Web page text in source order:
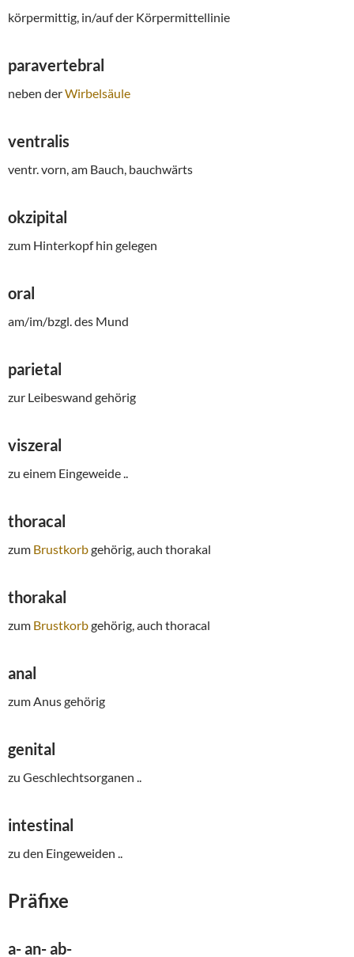
körpermittig, in/auf der Körpermittellinie
paravertebral
neben derWirbelsäule
ventralis
ventr. vorn, am Bauch, bauchwärts
okzipital
zum Hinterkopf hin gelegen
oral
am/im/bzgl. des Mund
parietal
zur Leibeswand gehörig
viszeral
zu einem Eingeweide ..
thoracal
zum Brustkorbgehörig, auch thorakal
thorakal
zum Brustkorbgehörig, auch thoracal
anal
zum Anus gehörig
genital
zu Geschlechtsorganen ..
intestinal
zu den Eingeweiden ..
Präfixe
a- an- ab-